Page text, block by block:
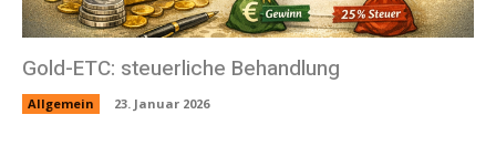
Gold-ETC: steuerliche Behandlung
Allgemein 23. Januar 2026